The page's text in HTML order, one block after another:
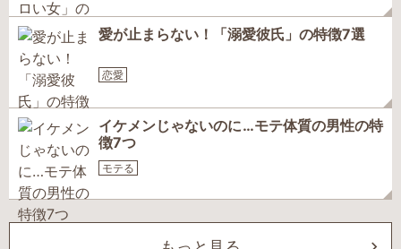
愛が止まらない！「溺愛彼氏」の特徴7選
恋愛
イケメンじゃないのに…モテ体質の男性の特
徴7つ
モテる